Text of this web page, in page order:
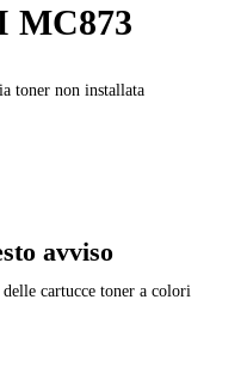
MC873
toner non installata
avviso
cartucce toner a colori